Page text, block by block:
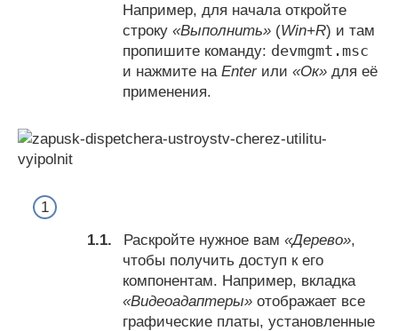
Например, для начала откройте
строку «Выполнить» (Win+R) и там
пропишите команду: devmgmt.msc
и нажмите на Enterили «Ок» для её
применения.
Раскройте нужное вам «Дерево»,
чтобы получить доступ к его
компонентам. Например, вкладка
«Видеоадаптеры» отображает все
графические платы, установленные